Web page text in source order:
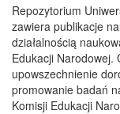
Repozytorium
zawiera publikacje
działalnością
Edukacji Narodowej.
upowszechnienie
promowanie badań
Komisji Edukacji